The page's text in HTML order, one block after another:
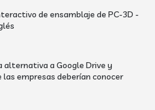
de ensamblaje de PC-3D -
alternativa a Google Drive y
las empresas deberían conocer